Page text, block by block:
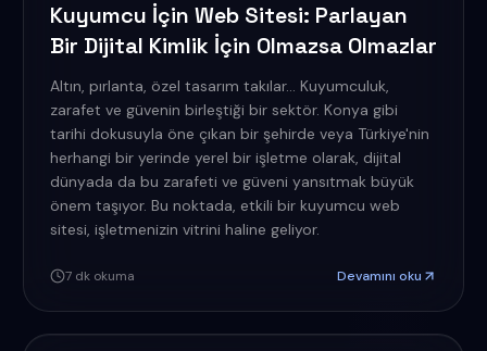
Kuyumcu İçin Web Sitesi: Parlayan
Bir Dijital Kimlik İçin Olmazsa Olmazlar
Altın, pırlanta, özel tasarım takılar... Kuyumculuk,
zarafet ve güvenin birleştiği bir sektör. Konya gibi
tarihi dokusuyla öne çıkan bir şehirde veya Türkiye'nin
herhangi bir yerinde yerel bir işletme olarak, dijital
dünyada da bu zarafeti ve güveni yansıtmak büyük
önem taşıyor. Bu noktada, etkili bir kuyumcu web
sitesi, işletmenizin vitrini haline geliyor.
7dk okuma Devamını oku